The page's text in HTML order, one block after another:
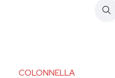
COLONNELLA